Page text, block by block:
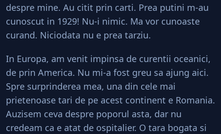
despre mine. Au citit prin carti. Prea putini m-au
cunoscut in 1929! Nu-i nimic. Ma vor cunoaste
curand. Niciodata nu e prea tarziu.
In Europa, am venit impinsa de curentii oceanici,
de prin America. Nu mi-a fost greu sa ajung aici.
Spre surprinderea mea, una din cele mai
prietenoase tari de pe acest continent e Romania.
Auzisem ceva despre poporul asta, dar nu
credeam ca e atat de ospitalier. O tara bogata si